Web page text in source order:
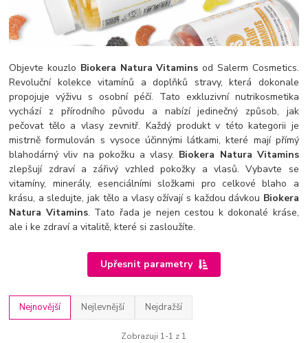
Objevte kouzlo Biokera Natura Vitamins od Salerm Cosmetics.
Revoluční kolekce vitamínů a doplňků stravy, která dokonale
propojuje výživu s osobní péčí. Tato exkluzivní nutrikosmetika
vychází z přírodního původu a nabízí jedinečný způsob, jak
pečovat tělo a vlasy zevnitř. Každý produkt v této kategorii je
mistrně formulován s vysoce účinnými látkami, které mají přímý
blahodárný vliv na pokožku a vlasy. Biokera Natura Vitamins
zlepšují zdraví a zářivý vzhled pokožky a vlasů. Vybavte se
vitamíny, minerály, esenciálními složkami pro celkové blaho a
krásu, a sledujte, jak tělo a vlasy ožívají s každou dávkou Biokera
Natura Vitamins. Tato řada je nejen cestou k dokonalé kráse,
ale i ke zdraví a vitalitě, které si zasloužíte.
Upřesnit parametry
Nejnovější Nejlevnější Nejdražší
Zobrazuji 1-1 z 1